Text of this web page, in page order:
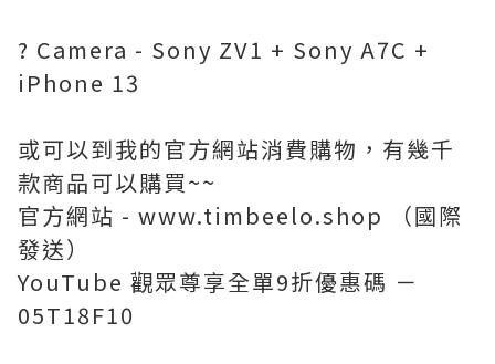
? Camera - Sony ZV1 + Sony A7C +
iPhone 13
或可以到我的官方網站消費購物，有幾千
款商品可以購買~~
官方網站 - www.timbeelo.shop （國際
發送）
YouTube 觀眾尊享全單9折優惠碼 －
05T18F10